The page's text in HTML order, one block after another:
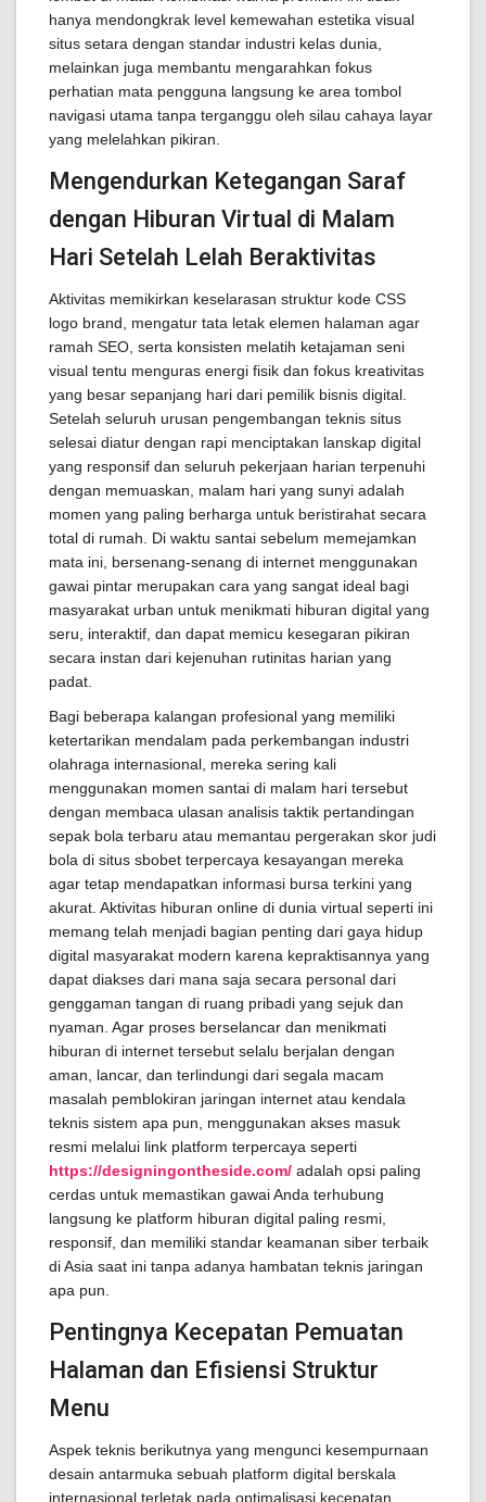
hanya mendongkrak level kemewahan estetika visual
situs setara dengan standar industri kelas dunia,
melainkan juga membantu mengarahkan fokus
perhatian mata pengguna langsung ke area tombol
navigasi utama tanpa terganggu oleh silau cahaya layar
yang melelahkan pikiran.
Mengendurkan Ketegangan Saraf
dengan Hiburan Virtual di Malam
Hari Setelah Lelah Beraktivitas
Aktivitas memikirkan keselarasan struktur kode CSS
logo brand, mengatur tata letak elemen halaman agar
ramah SEO, serta konsisten melatih ketajaman seni
visual tentu menguras energi fisik dan fokus kreativitas
yang besar sepanjang hari dari pemilik bisnis digital.
Setelah seluruh urusan pengembangan teknis situs
selesai diatur dengan rapi menciptakan lanskap digital
yang responsif dan seluruh pekerjaan harian terpenuhi
dengan memuaskan, malam hari yang sunyi adalah
momen yang paling berharga untuk beristirahat secara
total di rumah. Di waktu santai sebelum memejamkan
mata ini, bersenang-senang di internet menggunakan
gawai pintar merupakan cara yang sangat ideal bagi
masyarakat urban untuk menikmati hiburan digital yang
seru, interaktif, dan dapat memicu kesegaran pikiran
secara instan dari kejenuhan rutinitas harian yang
padat.
Bagi beberapa kalangan profesional yang memiliki
ketertarikan mendalam pada perkembangan industri
olahraga internasional, mereka sering kali
menggunakan momen santai di malam hari tersebut
dengan membaca ulasan analisis taktik pertandingan
sepak bola terbaru atau memantau pergerakan skor judi
bola di situs sbobet terpercaya kesayangan mereka
agar tetap mendapatkan informasi bursa terkini yang
akurat. Aktivitas hiburan online di dunia virtual seperti ini
memang telah menjadi bagian penting dari gaya hidup
digital masyarakat modern karena kepraktisannya yang
dapat diakses dari mana saja secara personal dari
genggaman tangan di ruang pribadi yang sejuk dan
nyaman. Agar proses berselancar dan menikmati
hiburan di internet tersebut selalu berjalan dengan
aman, lancar, dan terlindungi dari segala macam
masalah pemblokiran jaringan internet atau kendala
teknis sistem apa pun, menggunakan akses masuk
resmi melalui link platform terpercaya seperti
https://designingontheside.com/ adalah opsi paling
cerdas untuk memastikan gawai Anda terhubung
langsung ke platform hiburan digital paling resmi,
responsif, dan memiliki standar keamanan siber terbaik
di Asia saat ini tanpa adanya hambatan teknis jaringan
apa pun.
Pentingnya Kecepatan Pemuatan
Halaman dan Efisiensi Struktur
Menu
Aspek teknis berikutnya yang mengunci kesempurnaan
desain antarmuka sebuah platform digital berskala
internasional terletak pada optimalisasi kecepatan